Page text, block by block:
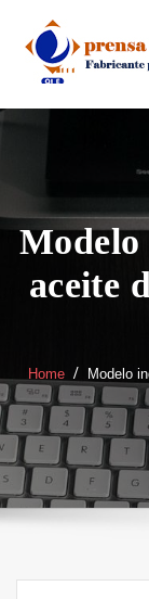
content
aceite
Home Modelo